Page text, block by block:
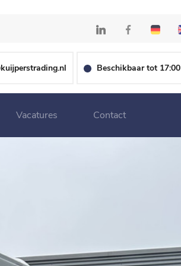
Beschikbaar tot 17:00
Vacatures Contact